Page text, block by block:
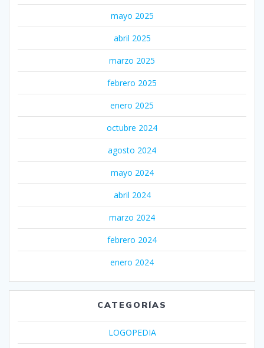
mayo 2025
abril 2025
marzo 2025
febrero 2025
enero 2025
octubre 2024
agosto 2024
mayo 2024
abril 2024
marzo 2024
febrero 2024
enero 2024
CATEGORÍAS
LOGOPEDIA